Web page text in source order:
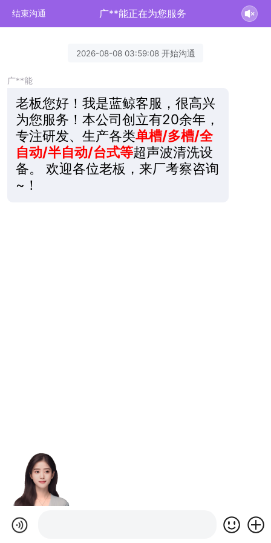
结束沟通 广**能正在为您服务
2026-08-08 03:59:08 开始沟通
广**能
老板您好！我是蓝鲸客服，很高兴
为您服务！本公司创立有20余年，
专注研发、生产各类单槽/多槽/全
自动/半自动/台式等超声波清洗设
备。 欢迎各位老板，来厂考察咨询
~！